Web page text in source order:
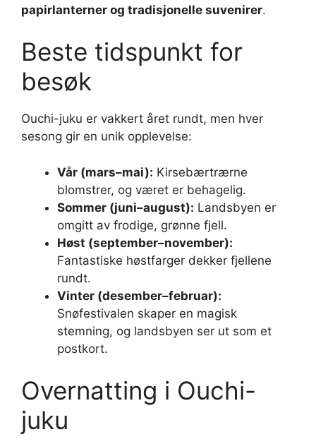
papirlanterner og tradisjonelle suvenirer.
Beste tidspunkt for
besøk
Ouchi-juku er vakkert året rundt, men hver
sesong gir en unik opplevelse:
Vår (mars–mai): Kirsebærtrærne
blomstrer, og været er behagelig.
Sommer (juni–august): Landsbyen er
omgitt av frodige, grønne fjell.
Høst (september–november):
Fantastiske høstfarger dekker fjellene
rundt.
Vinter (desember–februar):
Snøfestivalen skaper en magisk
stemning, og landsbyen ser ut som et
postkort.
Overnatting i Ouchi-
juku